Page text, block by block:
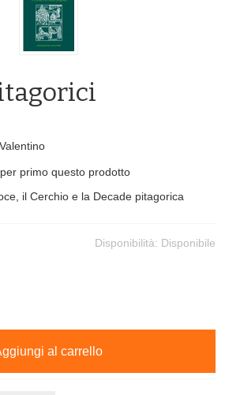
primo questo prodotto
il Cerchio e la Decade pitagorica
Disponibilità: Disponibile
al carrello